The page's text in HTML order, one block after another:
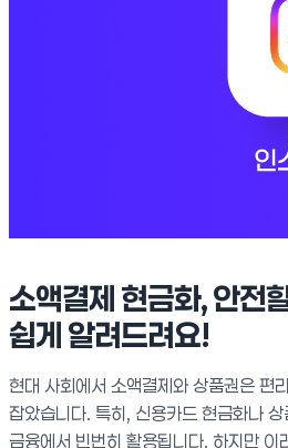
소액결제 현금화, 안전
쉽게 알려드려요!
현대 사회에서 소액결제와 상품권은 편
잡았습니다. 특히, 신용카드 현금화나
금융에서 빈번히 활용됩니다. 하지만 이